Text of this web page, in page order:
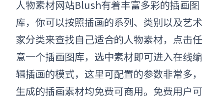
人物素材网站Blush有着丰富多彩的插画图
库，你可以按照插画的系列、类别以及艺术
家分类来查找自己适合的人物素材，点击任
意一个插画图库，选中素材即可进入在线编
辑插画的模式，这里可配置的参数非常多，
生成的插画素材均免费可商用。免费用户可